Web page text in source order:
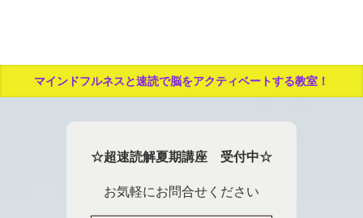
マインドフルネスと速読で脳をアクティベートする教室！
☆超速読解夏期講座 受付中☆
お気軽にお問合せください